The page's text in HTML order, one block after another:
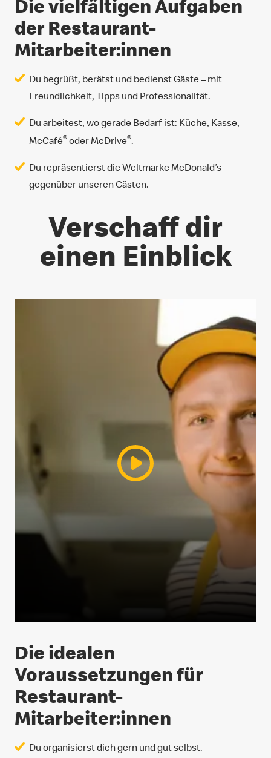
Die vielfältigen Aufgaben
der Restaurant-
Mitarbeiter:innen
Du begrüßt, berätst und bedienst Gäste – mit
Freundlichkeit, Tipps und Professionalität.
Du arbeitest, wo gerade Bedarf ist: Küche, Kasse,
McCafé®oder McDrive®.
Du repräsentierst die Weltmarke McDonald’s
gegenüber unseren Gästen.
Verschaff dir
einen Einblick
Die idealen
Voraussetzungen für
Restaurant-
Mitarbeiter:innen
Du organisierst dich gern und gut selbst.